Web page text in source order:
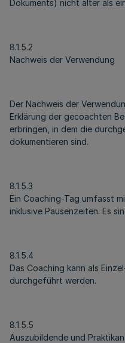
Dokuments) nicht älter als
8.1.5.2
Nachweis der Verwendung
Der Nachweis der
Erklärung der gecoachten
erbringen, in dem die
dokumentieren sind.
8.1.5.3
Ein Coaching-Tag umfasst
inklusive Pausenzeiten. Es
8.1.5.4
Das Coaching kann als
durchgeführt werden.
8.1.5.5
Auszubildende und